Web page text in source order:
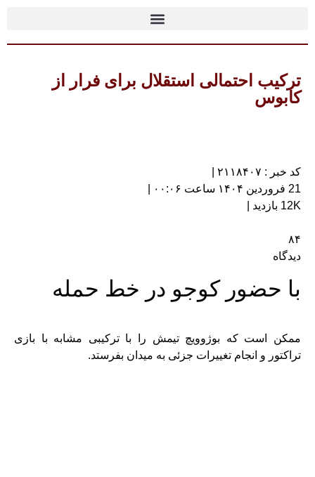
ترکیب احتمالی استقلال برای فرار از
کابوس
کد خبر : ۲۱۱۸۴۰۷ |
21 فروردین ۱۴۰۴ ساعت ۰۰:۰۶ |
12K بازدید |
۸۴
دیدگاه
با حضور کوجو در خط حمله
ممکن است که بوژوویچ تیمش را با ترکیبی مشابه با بازی
تراکتور و انجام تغییرات جزئی به میدان بفرستد.